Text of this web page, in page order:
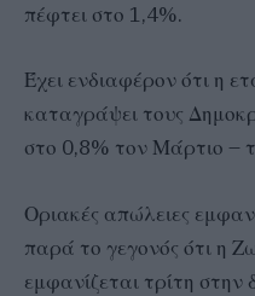
πέφτει στο 1,4%.
Έχει ενδιαφέρον ότι η
καταγράψει τους
στο 0,8% τον Μάρτιο –
Οριακές απώλειες
παρά το γεγονός ότι η
εμφανίζεται τρίτη